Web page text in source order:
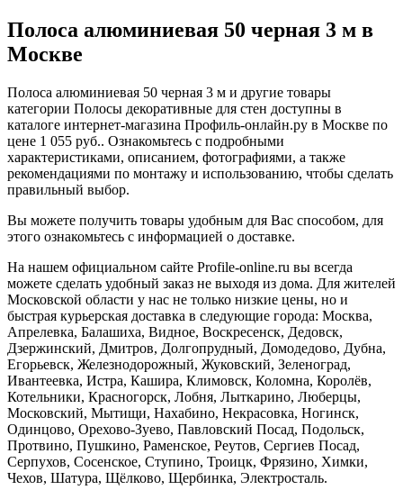
Полоса алюминиевая 50 черная 3 м в
Москве
Полоса алюминиевая 50 черная 3 м и другие товары
категории Полосы декоративные для стен доступны в
каталоге интернет-магазина Профиль-онлайн.ру в Москве по
цене 1 055 руб.. Ознакомьтесь с подробными
характеристиками, описанием, фотографиями, а также
рекомендациями по монтажу и использованию, чтобы сделать
правильный выбор.
Вы можете получить товары удобным для Вас способом, для
этого ознакомьтесь с информацией о доставке.
На нашем официальном сайте Profile-online.ru вы всегда
можете сделать удобный заказ не выходя из дома. Для жителей
Московской области у нас не только низкие цены, но и
быстрая курьерская доставка в следующие города: Москва,
Апрелевка, Балашиха, Видное, Воскресенск, Дедовск,
Дзержинский, Дмитров, Долгопрудный, Домодедово, Дубна,
Егорьевск, Железнодорожный, Жуковский, Зеленоград,
Ивантеевка, Истра, Кашира, Климовск, Коломна, Королёв,
Котельники, Красногорск, Лобня, Лыткарино, Люберцы,
Московский, Мытищи, Нахабино, Некрасовка, Ногинск,
Одинцово, Орехово-Зуево, Павловский Посад, Подольск,
Протвино, Пушкино, Раменское, Реутов, Сергиев Посад,
Серпухов, Сосенское, Ступино, Троицк, Фрязино, Химки,
Чехов, Шатура, Щёлково, Щербинка, Электросталь.